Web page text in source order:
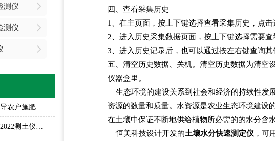
测仪
测仪
土壤肥料养分速测仪指导农户施肥活动
四、查看采集历史
1、在主页面，按上下键选择查看采集历史，点击
2、进入历史采集数据页面，按上下键选择需要查
3、进入历史记录后，也可以通过按左右键查询
五、清空历史数据、关机。清空历史数据为清空
仪器盒里。
生态环境的建设关系到社会和经济的持续性发
资源的数量和质量。水资源是农业生态环境建设
在土壤中保证不断地供给植物所必需的的水分含
恒美科技设计开发的土壤水分快速测定仪 ，可